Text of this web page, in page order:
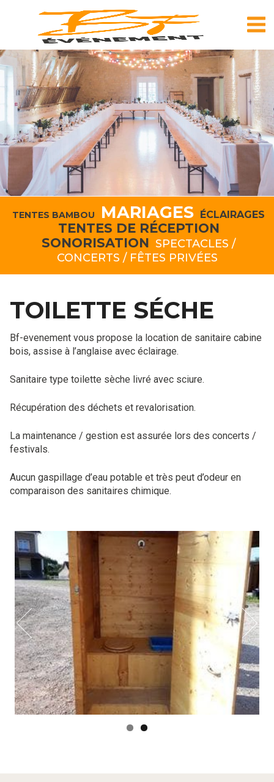
content
TENTES BAMBOU MARIAGES ÉCLAIRAGES
TENTES DE RÉCEPTION
SONORISATION SPECTACLES /
CONCERTS / FÊTES PRIVÉES
TOILETTE SÉCHE
Bf-evenement vous propose la location de sanitaire cabine
bois, assise à l’anglaise avec éclairage.
Sanitaire type toilette sèche livré avec sciure.
Récupération des déchets et revalorisation.
La maintenance / gestion est assurée lors des concerts /
festivals.
Aucun gaspillage d’eau potable et très peut d’odeur en
comparaison des sanitaires chimique.